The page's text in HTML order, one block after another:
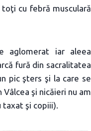
cu febră musculară
aglomerat iar aleea
fură din sacralitatea
pic şters şi la care se
şi nicăieri nu am
şi copiii).